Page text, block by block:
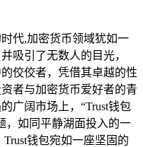
代,加密货币领域犹如一
吸引了无数人的目光，
的佼佼者，凭借其卓越的性
者与加密货币爱好者的青
广阔市场上，“Trust钱包
，如同平静湖面投入的一
钱包宛如一座坚固的